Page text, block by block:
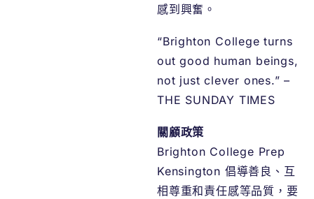
感到興奮。
“Brighton College turns
out good human beings,
not just clever ones.” –
THE SUNDAY TIMES
關顧政策
Brighton College Prep
Kensington 倡導善良、互
相尊重和責任感等品質，要